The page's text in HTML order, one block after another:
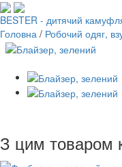
BESTER - дитячий
Головна / Робочий одяг,
З цим товаром